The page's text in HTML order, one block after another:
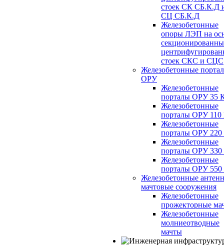
стоек СК СБ.К.Д
СЦ СБ.К.Д
Железобетонные
опоры ЛЭП на
стоек СКС и СЦС
Железобетонные
ОРУ
Железобетонные
порталы ОРУ 35
Железобетонные
порталы ОРУ
Железобетонные
порталы ОРУ
Железобетонные
порталы ОРУ
Железобетонные
порталы ОРУ
Железобетонные
мачтовые сооружения
Железобетонные
прожекторные
Железобетонные
молниеотводные
мачты